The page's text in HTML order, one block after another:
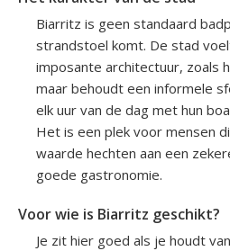
Biarritz is geen standaard
strandstoel komt. De stad
imposante architectuur, zoals
maar behoudt een informele
elk uur van de dag met hun
Het is een plek voor mensen
waarde hechten aan een
goede gastronomie.
Voor wie is Biarritz geschikt?
Je zit hier goed als je houdt